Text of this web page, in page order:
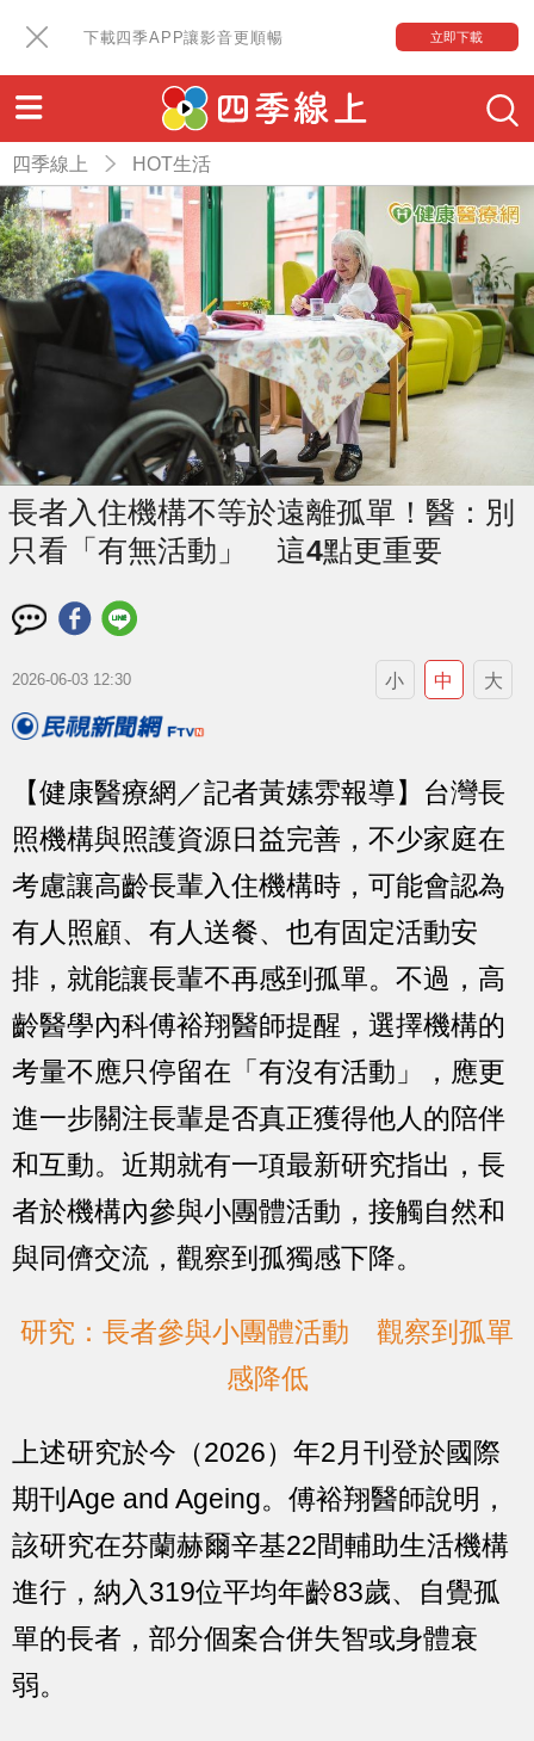
下載四季APP讓影音更順暢 立即下載
四季線上 HOT生活
長者入住機構不等於遠離孤單！醫：別
只看「有無活動」 這4點更重要
2026-06-03 12:30 小 中 大
【健康醫療網／記者黃嫊雰報導】台灣長
照機構與照護資源日益完善，不少家庭在
考慮讓高齡長輩入住機構時，可能會認為
有人照顧、有人送餐、也有固定活動安
排，就能讓長輩不再感到孤單。不過，高
齡醫學內科傅裕翔醫師提醒，選擇機構的
考量不應只停留在「有沒有活動」，應更
進一步關注長輩是否真正獲得他人的陪伴
和互動。近期就有一項最新研究指出，長
者於機構內參與小團體活動，接觸自然和
與同儕交流，觀察到孤獨感下降。
研究：長者參與小團體活動 觀察到孤單
感降低
上述研究於今（2026）年2月刊登於國際
期刊Age and Ageing。傅裕翔醫師說明，
該研究在芬蘭赫爾辛基22間輔助生活機構
進行，納入319位平均年齡83歲、自覺孤
單的長者，部分個案合併失智或身體衰
弱。